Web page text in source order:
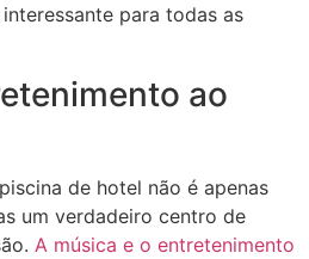
para todas as
ao
de hotel não é apenas
um verdadeiro centro de
A música e o entretenimento